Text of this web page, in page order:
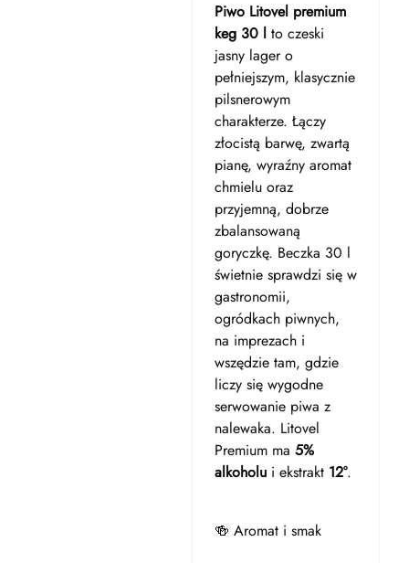
Piwo Litovel premium
keg 30 lto czeski
jasny lager o
pełniejszym, klasycznie
pilsnerowym
charakterze. Łączy
złocistą barwę, zwartą
pianę, wyraźny aromat
chmielu oraz
przyjemną, dobrze
zbalansowaną
goryczkę. Beczka 30 l
świetnie sprawdzi się w
gastronomii,
ogródkach piwnych,
na imprezach i
wszędzie tam, gdzie
liczy się wygodne
serwowanie piwa z
nalewaka. Litovel
Premium ma 5%
alkoholui ekstrakt 12°.
🍻 Aromat i smak